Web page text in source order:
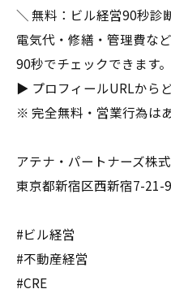
＼ 無料：ビル経営90秒診
電気代・修繕・管理費な
90秒でチェックできます。
▶ プロフィールURLから
※ 完全無料・営業行為は
アテナ・パートナーズ株
東京都新宿区西新宿7-
#ビル経営
#不動産経営
#CRE